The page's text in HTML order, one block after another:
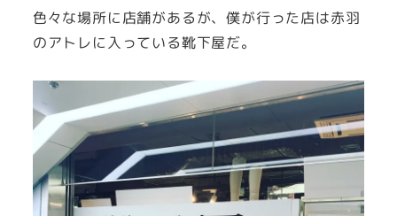
色々な場所に店舗があるが、僕が行った店は赤羽
のアトレに入っている靴下屋だ。